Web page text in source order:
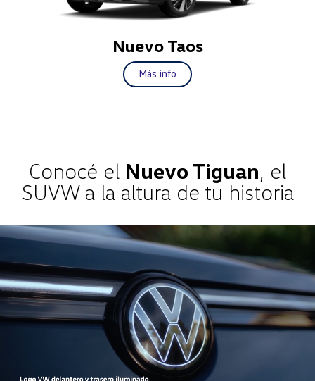
Nuevo Taos
Más info
Conocé el Nuevo Tiguan, el
SUVW a la altura de tu historia